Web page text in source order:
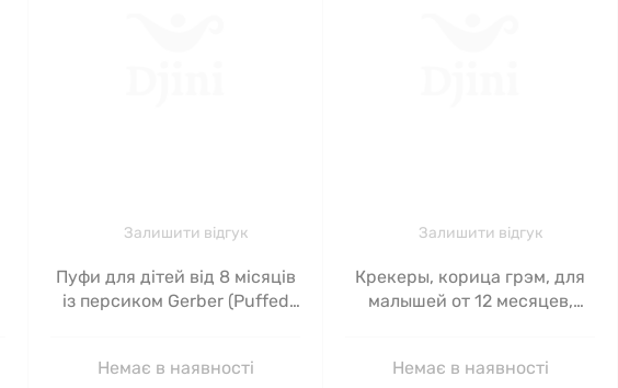
Залишити відгук
Пуфи для дітей від 8 місяців
із персиком Gerber (Puffed
Немає в наявності
Залишити відгук
Крекеры, корица грэм, для
малышей от 12 месяцев,
Немає в наявності